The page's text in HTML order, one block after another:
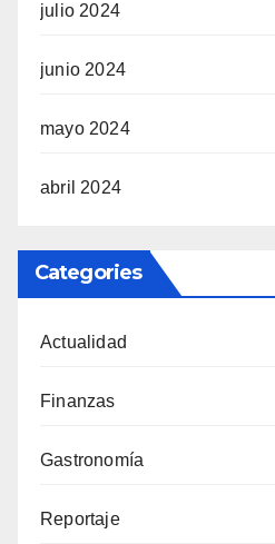
julio 2024
junio 2024
mayo 2024
abril 2024
Categories
Actualidad
Finanzas
Gastronomía
Reportaje